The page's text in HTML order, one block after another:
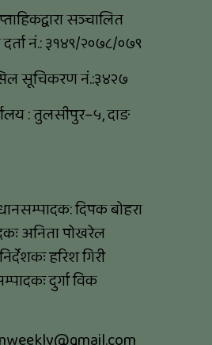
सञ्चालित
नं.: ३१४९/२०७८/०७९
सूचिकरण नं.:३४२७
: तुलसीपुर–५, दाङ
दिपक बोहरा
अनिता पोखरेल
हरिश गिरी
दुर्गा विक